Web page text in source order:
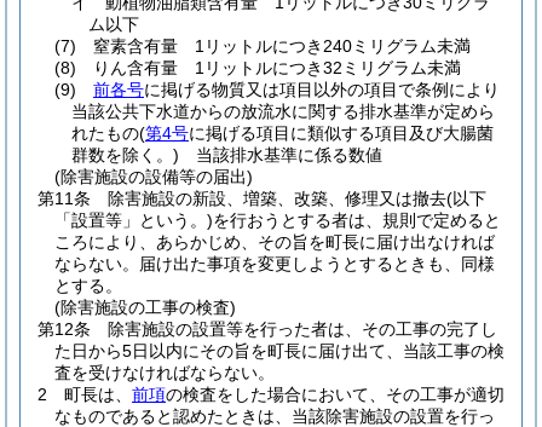
ム以下
(7)
窒素含有量 1リットルにつき240ミリグラム未満
(8)
りん含有量 1リットルにつき32ミリグラム未満
(9)
前各号に掲げる物質又は項目以外の項目で条例により
当該公共下水道からの放流水に関する排水基準が定めら
れたもの(第4号に掲げる項目に類似する項目及び大腸菌
群数を除く。) 当該排水基準に係る数値
(除害施設の設備等の届出)
第11条
除害施設の新設、増築、改築、修理又は撤去(以下
「設置等」という。)を行おうとする者は、規則で定めると
ころにより、あらかじめ、その旨を町長に届け出なければ
ならない。
届け出た事項を変更しようとするときも、同様
とする。
(除害施設の工事の検査)
第12条
除害施設の設置等を行った者は、その工事の完了し
た日から5日以内にその旨を町長に届け出て、当該工事の検
査を受けなければならない。
2
町長は、 前項の検査をした場合において、その工事が適切
なものであると認めたときは、当該除害施設の設置を行っ